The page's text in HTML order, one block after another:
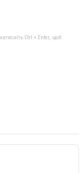
Ctrl + Enter, щоб